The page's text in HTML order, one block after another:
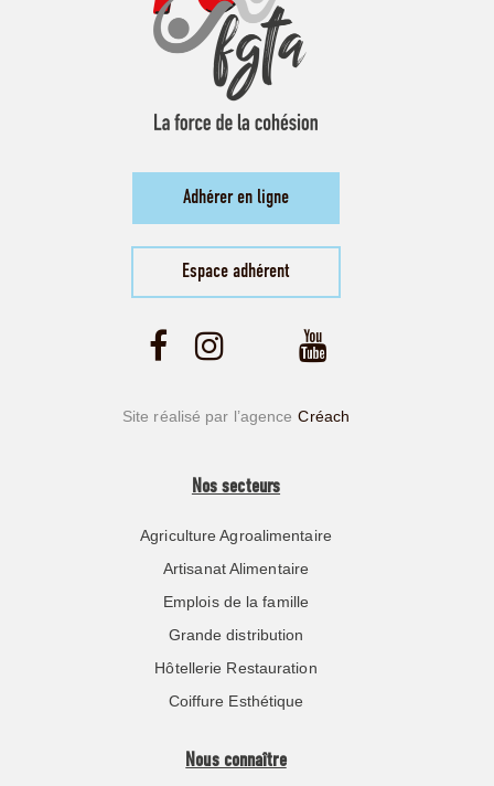
Adhérer en ligne
Espace adhérent
Site réalisé par l’agence Créach
Nos secteurs
Agriculture Agroalimentaire
Artisanat Alimentaire
Emplois de la famille
Grande distribution
Hôtellerie Restauration
Coiffure Esthétique
Nous connaître